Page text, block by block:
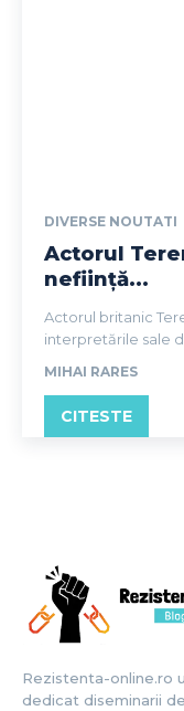
DIVERSE NOUTATI
Actorul
neființă...
Actorul britanic
interpretările sale
MIHAI RARES
CITESTE
Rezistenta-online.ro
dedicat diseminarii